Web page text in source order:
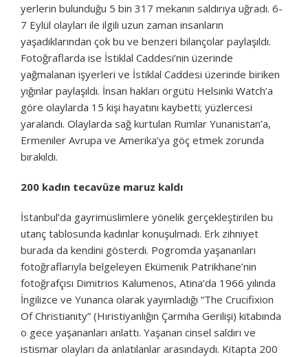
yerlerin bulunduğu 5 bin 317 mekanın saldırıya uğradı. 6-
7 Eylül olayları ile ilgili uzun zaman insanların
yaşadıklarından çok bu ve benzeri bilançolar paylaşıldı.
Fotoğraflarda ise İstiklal Caddesi’nin üzerinde
yağmalanan işyerleri ve İstiklal Caddesi üzerinde biriken
yığınlar paylaşıldı. İnsan hakları örgütü Helsinki Watch’a
göre olaylarda 15 kişi hayatını kaybetti; yüzlercesi
yaralandı. Olaylarda sağ kurtulan Rumlar Yunanistan’a,
Ermeniler Avrupa ve Amerika’ya göç etmek zorunda
bırakıldı.
200 kadın tecavüze maruz kaldı
İstanbul’da gayrimüslimlere yönelik gerçekleştirilen bu
utanç tablosunda kadınlar konuşulmadı. Erk zihniyet
burada da kendini gösterdi. Pogromda yaşananları
fotoğraflarıyla belgeleyen Ekümenik Patrikhane’nin
fotoğrafçısı Dimitrios Kalumenos, Atina’da 1966 yılında
İngilizce ve Yunanca olarak yayımladığı “The Crucifixion
Of Christianity” (Hıristiyanlığın Çarmıha Gerilişi) kitabında
o gece yaşananları anlattı. Yaşanan cinsel saldırı ve
istismar olayları da anlatılanlar arasındaydı. Kitapta 200